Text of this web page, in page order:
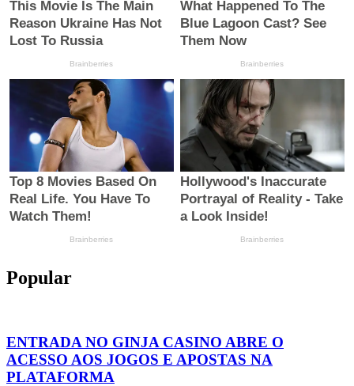
Popular
ENTRADA NO GINJA CASINO ABRE O
ACESSO AOS JOGOS E APOSTAS NA
PLATAFORMA